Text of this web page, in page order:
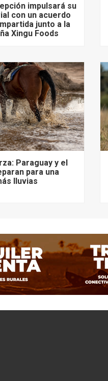
impulsará su
con un acuerdo
junto a la
Xingu Foods
Paraguay y el
para una
lluvias